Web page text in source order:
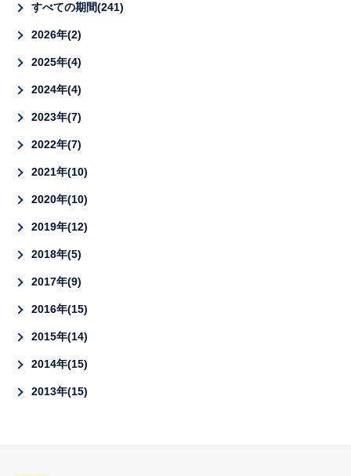
すべての期間 241
2026年 2
2025年 4
2024年 4
2023年 7
2022年 7
2021年 10
2020年 10
2019年 12
2018年 5
2017年 9
2016年 15
2015年 14
2014年 15
2013年 15